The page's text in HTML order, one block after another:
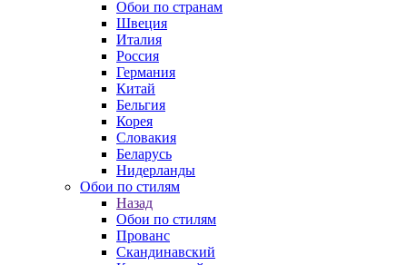
Обои по странам
Швеция
Италия
Россия
Германия
Китай
Бельгия
Корея
Словакия
Беларусь
Нидерланды
Обои по стилям
Назад
Обои по стилям
Прованс
Скандинавский